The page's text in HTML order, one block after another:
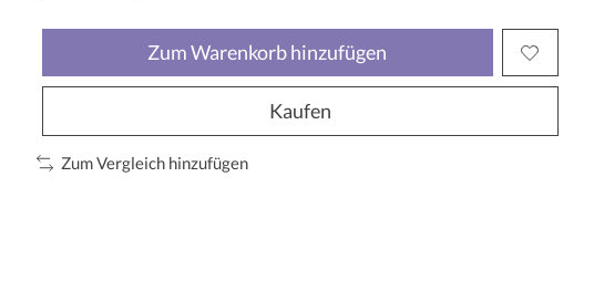
Zum Warenkorb hinzufügen
Kaufen
Zum Vergleich hinzufügen